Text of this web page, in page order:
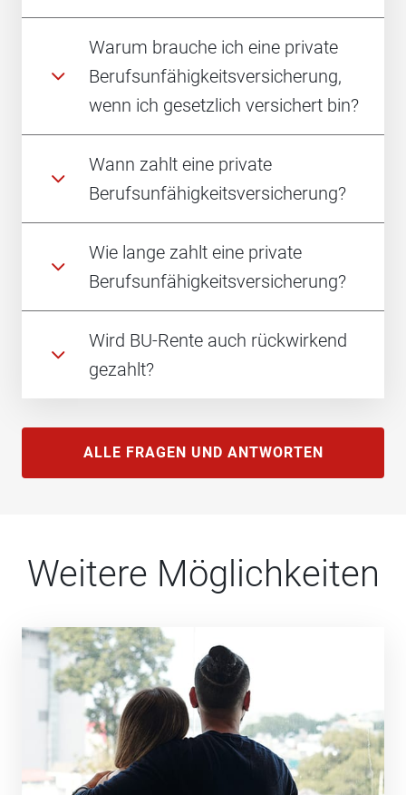
Warum brauche ich eine private
Berufsunfähigkeitsversicherung,
wenn ich gesetzlich versichert bin?
Wann zahlt eine private
Berufsunfähigkeitsversicherung?
Wie lange zahlt eine private
Berufsunfähigkeitsversicherung?
Wird BU-Rente auch rückwirkend
gezahlt?
ALLE FRAGEN UND ANTWORTEN
Weitere Möglichkeiten